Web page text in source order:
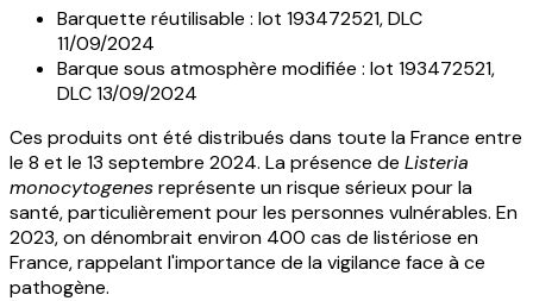
Barquette réutilisable : lot 193472521, DLC
11/09/2024
Barque sous atmosphère modifiée : lot 193472521,
DLC 13/09/2024
Ces produits ont été distribués dans toute la France entre
le 8 et le 13 septembre 2024. La présence de Listeria
monocytogenesreprésente un risque sérieux pour la
santé, particulièrement pour les personnes vulnérables. En
2023, on dénombrait environ 400 cas de listériose en
France, rappelant l'importance de la vigilance face à ce
pathogène.